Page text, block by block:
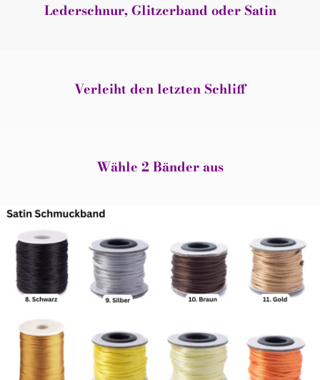
Lederschnur, Glitzerband oder Satin
Verleiht den letzten Schliff
Wähle 2 Bänder aus